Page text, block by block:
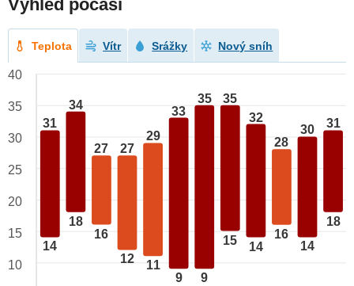
Výhled počasí
Teplota Vítr Srážky Nový sníh
31
14
34
18
27
16
27
12
29
11
33
9
35
9
35
15
32
14
28
16
30
14
31
18
40
35
30
25
20
15
10